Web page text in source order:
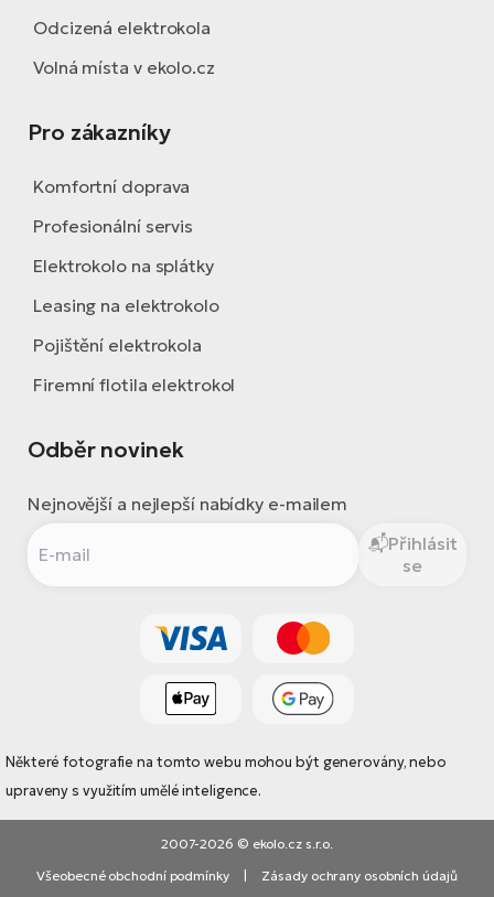
Odcizená elektrokola
Volná místa v ekolo.cz
Pro zákazníky
Komfortní doprava
Profesionální servis
Elektrokolo na splátky
Leasing na elektrokolo
Pojištění elektrokola
Firemní flotila elektrokol
Odběr novinek
Nejnovější a nejlepší nabídky e-mailem
Přihlásit
se
Některé fotografie na tomto webu mohou být generovány, nebo
upraveny s využitím umělé inteligence.
2007-2026 © ekolo.cz s.r.o.
Všeobecné obchodní podmínky
Zásady ochrany osobních údajů